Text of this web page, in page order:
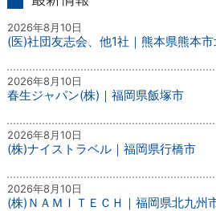
2026年8月10日
(医)社団友志会、他1社｜熊本県熊本市
2026年8月10日
春生ジャパン(株)｜福岡県飯塚市
2026年8月10日
(株)ナイストラベル｜福岡県行橋市
2026年8月10日
(株)ＮＡＭＩＴＥＣＨ｜福岡県北九州